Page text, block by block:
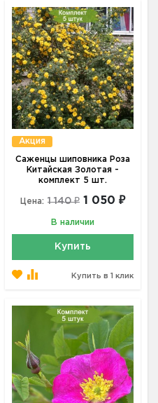
Акция
Саженцы шиповника Роза
Китайская Золотая -
комплект 5 шт.
Цена: 1 140 ₽ 1 050 ₽
В наличии
Купить
Купить в 1 клик